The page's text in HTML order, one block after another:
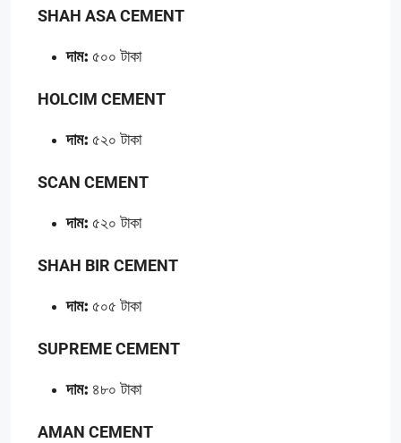
SHAH ASA CEMENT
দাম: ৫০০ টাকা
HOLCIM CEMENT
দাম: ৫২০ টাকা
SCAN CEMENT
দাম: ৫২০ টাকা
SHAH BIR CEMENT
দাম: ৫০৫ টাকা
SUPREME CEMENT
দাম: ৪৮০ টাকা
AMAN CEMENT